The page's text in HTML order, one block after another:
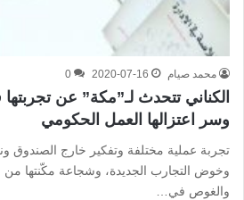
محمد صيام 2020-07-16
0
الكناني تتحدث لـ”مكة” عن
وسر اعتزالها العمل الحكومي
تجربة عملية مختلفة وتفكير خارج الصندوق
وخوض التجارب الجديدة، وشجاعة مكّنتها من
والغوص في…